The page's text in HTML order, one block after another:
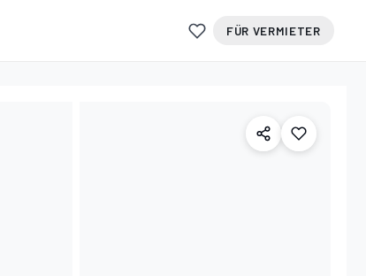
FÜR VERMIETER